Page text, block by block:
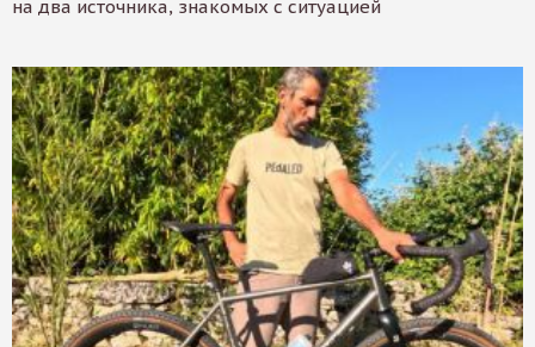
на два источника, знакомых с ситуацией